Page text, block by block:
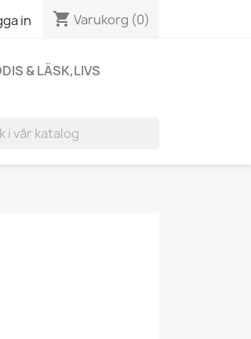
in shopping_cart Varukorg (0)
& LÄSK,LIVS